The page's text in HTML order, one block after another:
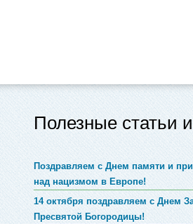
Полезные статьи
Поздравляем с Днем памяти и
над нацизмом в Европе!
14 октября поздравляем с Днем
Пресвятой Богородицы!